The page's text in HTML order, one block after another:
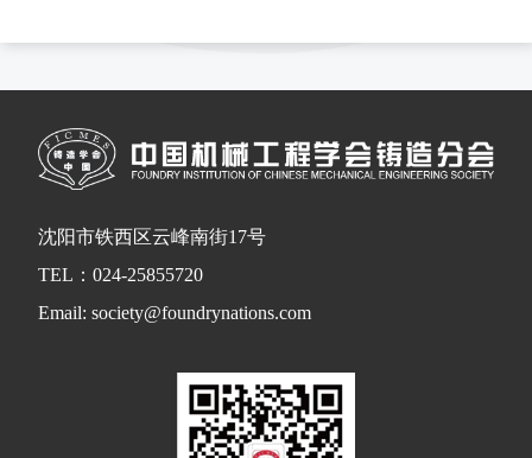
沈阳市铁西区云峰南街17号
TEL：024-25855720
Email: society@foundrynations.com